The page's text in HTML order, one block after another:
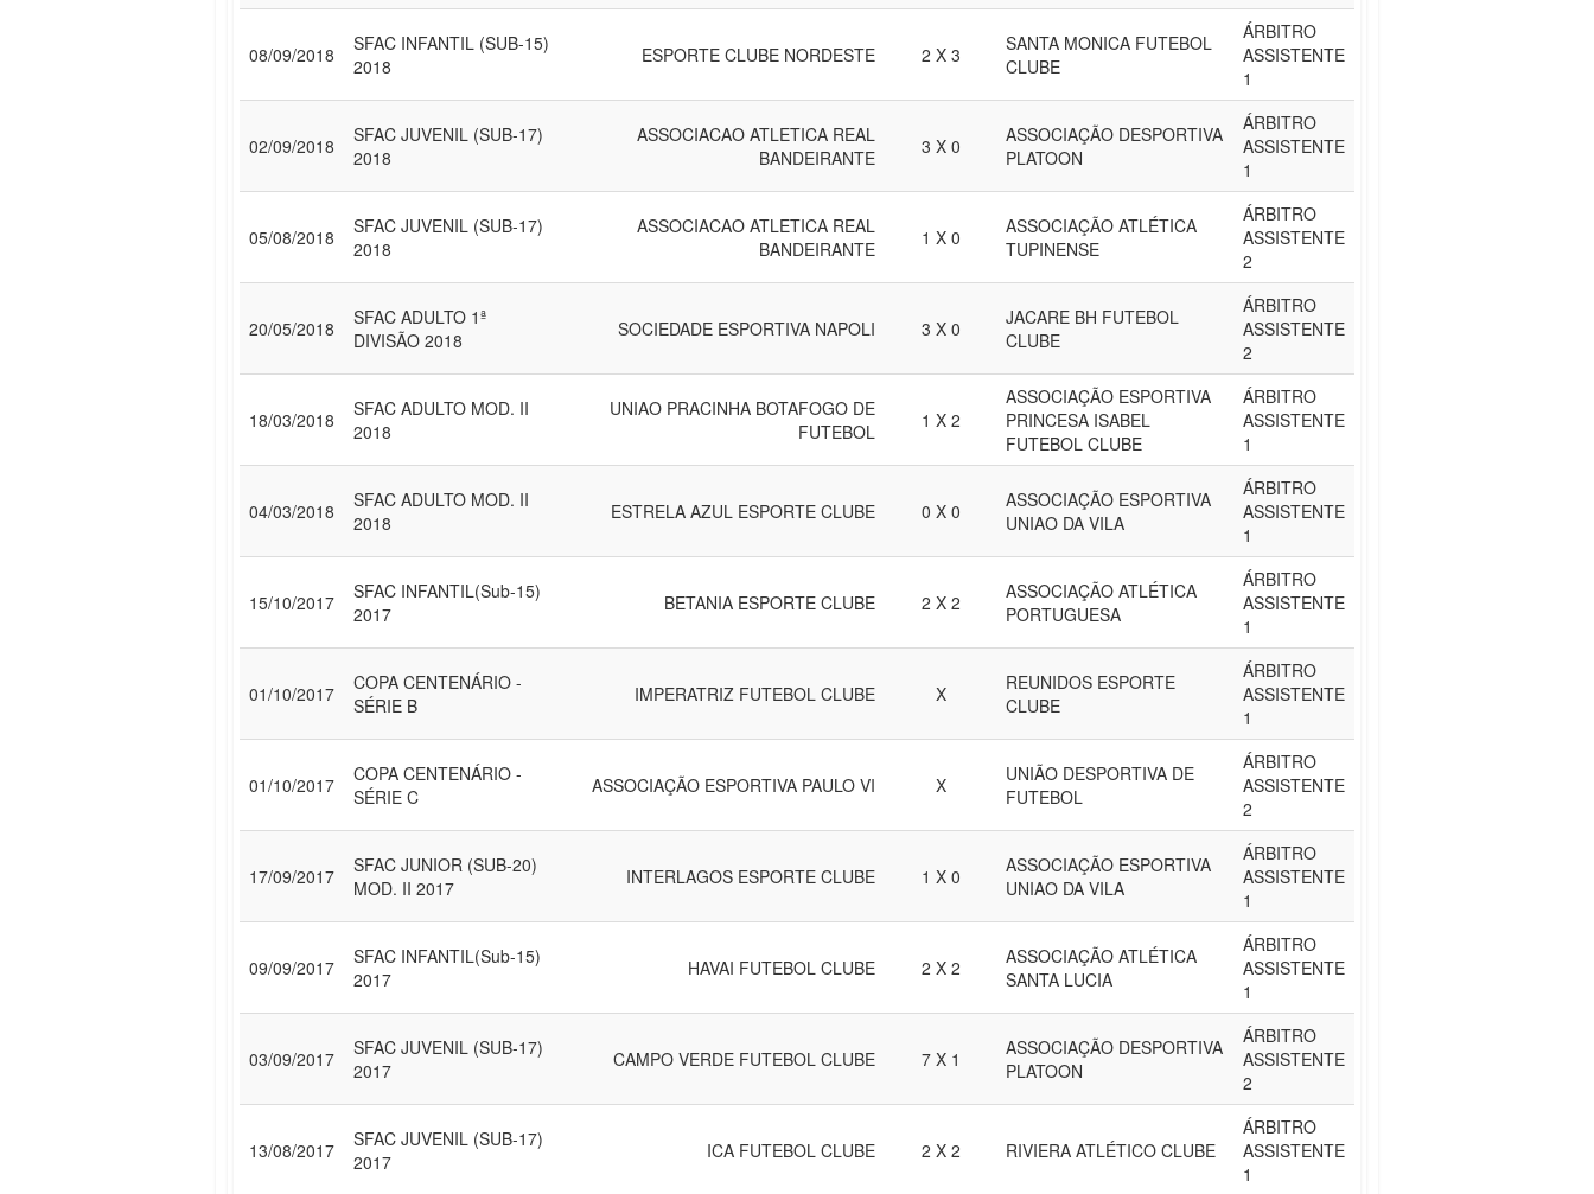
08/09/2018
SFAC INFANTIL (SUB-15)
2018
ESPORTE CLUBE NORDESTE 2 X 3
SANTA MONICA FUTEBOL
CLUBE
ÁRBITRO
ASSISTENTE
1
02/09/2018
SFAC JUVENIL (SUB-17)
2018
ASSOCIACAO ATLETICA REAL
BANDEIRANTE
3 X 0
ASSOCIAÇÃO DESPORTIVA
PLATOON
ÁRBITRO
ASSISTENTE
1
05/08/2018
SFAC JUVENIL (SUB-17)
2018
ASSOCIACAO ATLETICA REAL
BANDEIRANTE
1 X 0
ASSOCIAÇÃO ATLÉTICA
TUPINENSE
ÁRBITRO
ASSISTENTE
2
20/05/2018
SFAC ADULTO 1ª
DIVISÃO 2018
SOCIEDADE ESPORTIVA NAPOLI 3 X 0
JACARE BH FUTEBOL
CLUBE
ÁRBITRO
ASSISTENTE
2
18/03/2018
SFAC ADULTO MOD. II
2018
UNIAO PRACINHA BOTAFOGO DE
FUTEBOL
1 X 2
ASSOCIAÇÃO ESPORTIVA
PRINCESA ISABEL
FUTEBOL CLUBE
ÁRBITRO
ASSISTENTE
1
04/03/2018
SFAC ADULTO MOD. II
2018
ESTRELA AZUL ESPORTE CLUBE 0 X 0
ASSOCIAÇÃO ESPORTIVA
UNIAO DA VILA
ÁRBITRO
ASSISTENTE
1
15/10/2017
SFAC INFANTIL(Sub-15)
2017
BETANIA ESPORTE CLUBE 2 X 2
ASSOCIAÇÃO ATLÉTICA
PORTUGUESA
ÁRBITRO
ASSISTENTE
1
01/10/2017
COPA CENTENÁRIO -
SÉRIE B
IMPERATRIZ FUTEBOL CLUBE X
REUNIDOS ESPORTE
CLUBE
ÁRBITRO
ASSISTENTE
1
01/10/2017
COPA CENTENÁRIO -
SÉRIE C
ASSOCIAÇÃO ESPORTIVA PAULO VI X
UNIÃO DESPORTIVA DE
FUTEBOL
ÁRBITRO
ASSISTENTE
2
17/09/2017
SFAC JUNIOR (SUB-20)
MOD. II 2017
INTERLAGOS ESPORTE CLUBE 1 X 0
ASSOCIAÇÃO ESPORTIVA
UNIAO DA VILA
ÁRBITRO
ASSISTENTE
1
09/09/2017
SFAC INFANTIL(Sub-15)
2017
HAVAI FUTEBOL CLUBE 2 X 2
ASSOCIAÇÃO ATLÉTICA
SANTA LUCIA
ÁRBITRO
ASSISTENTE
1
03/09/2017
SFAC JUVENIL (SUB-17)
2017
CAMPO VERDE FUTEBOL CLUBE 7 X 1
ASSOCIAÇÃO DESPORTIVA
PLATOON
ÁRBITRO
ASSISTENTE
2
13/08/2017
SFAC JUVENIL (SUB-17)
2017
ICA FUTEBOL CLUBE 2 X 2 RIVIERA ATLÉTICO CLUBE
ÁRBITRO
ASSISTENTE
1